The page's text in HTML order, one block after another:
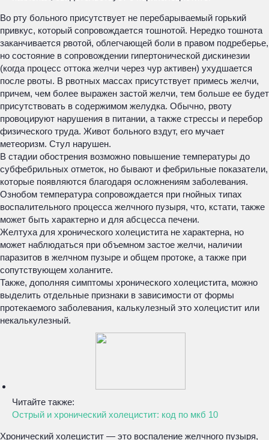
Во рту больного присутствует не перебарываемый горький
привкус, который сопровождается тошнотой. Нередко тошнота
заканчивается рвотой, облегчающей боли в правом подреберье,
но состояние в сопровождении гипертонической дискинезии
(когда процесс оттока желчи через чур активен) ухудшается
после рвоты. В рвотных массах присутствует примесь желчи,
причем, чем более выражен застой желчи, тем больше ее будет
присутствовать в содержимом желудка. Обычно, рвоту
провоцируют нарушения в питании, а также стрессы и перебор
физического труда. Живот больного вздут, его мучает
метеоризм. Стул нарушен.
В стадии обострения возможно повышение температуры до
субфебрильных отметок, но бывают и фебрильные показатели,
которые появляются благодаря осложнениям заболевания.
Ознобом температура сопровождается при гнойных типах
воспалительного процесса желчного пузыря, что, кстати, также
может быть характерно и для абсцесса печени.
Желтуха для хронического холецистита не характерна, но
может наблюдаться при объемном застое желчи, наличии
паразитов в желчном пузыре и общем протоке, а также при
сопутствующем холангите.
Также, дополняя симптомы хронического холецистита, можно
выделить отдельные признаки в зависимости от формы
протекаемого заболевания, калькулезный это холецистит или
некалькулезный.
Читайте также:
Острый и хронический холецистит: код по мкб 10
Хронический холецистит — это воспаление желчного пузыря,